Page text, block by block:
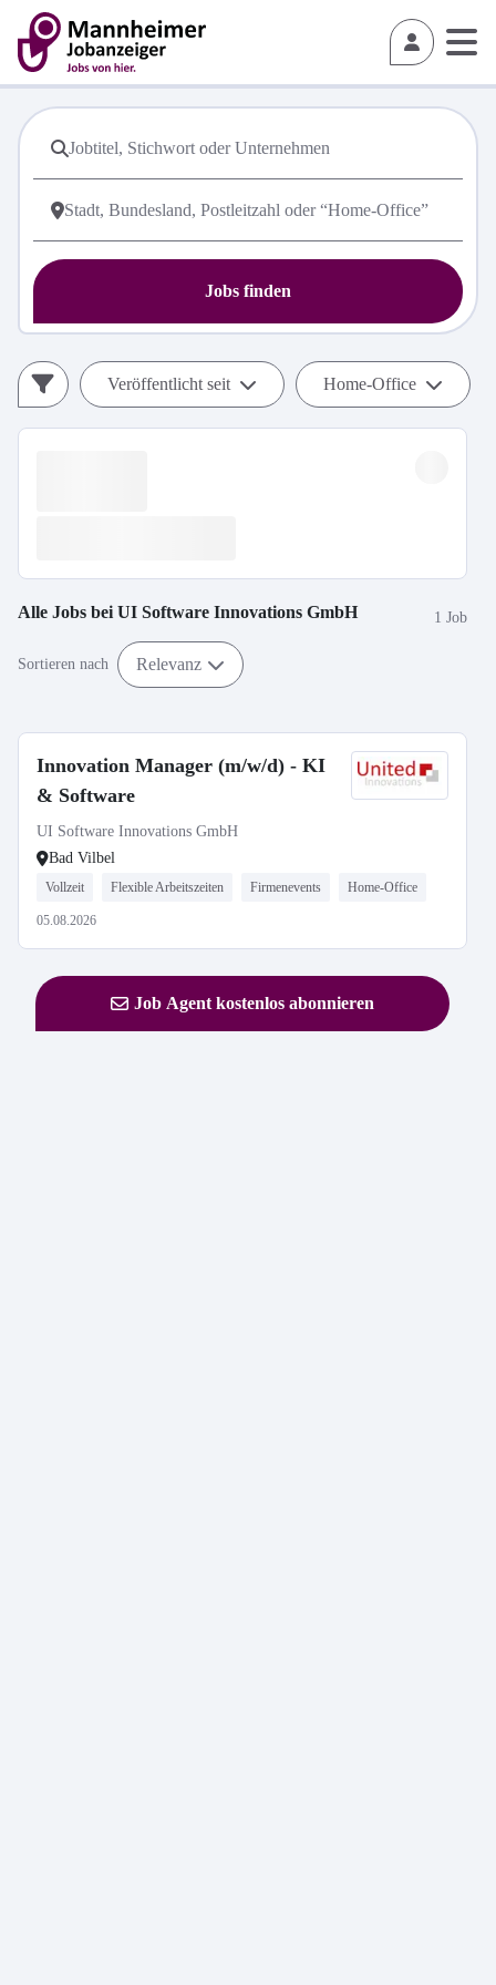
Jobs finden
Veröffentlicht seit Home-Office
Alle Jobs bei UI Software Innovations GmbH 1 Job
Sortieren nach Relevanz
Innovation Manager (m/w/d) - KI
& Software
UI Software Innovations GmbH
Bad Vilbel
Vollzeit Flexible Arbeitszeiten Firmenevents Home-Office
05.08.2026
Job Agent kostenlos abonnieren